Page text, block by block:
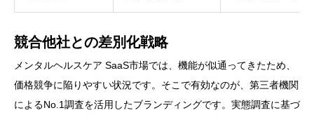
競合他社との差別化戦略
メンタルヘルスケア SaaS市場では、機能が似通ってきたため、
価格競争に陥りやすい状況です。そこで有効なのが、第三者機関
によるNo.1調査を活用したブランディングです。実態調査に基づ